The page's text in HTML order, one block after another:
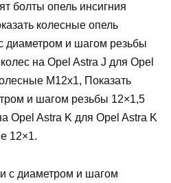
болты опель инсигния
колесные опель
диаметром и шагом резьбы
на Opel Astra J для Opel
М12х1, Показать
и шагом резьбы 12×1,5
Opel Astra K для Opel Astra K
12×1.
с диаметром и шагом